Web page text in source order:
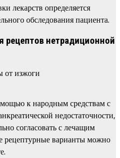
лекарств определяется
обследования пациента.
рецептов нетрадиционной
к народным средствам с
недостаточности,
согласовать с лечащим
рецептурные варианты можно